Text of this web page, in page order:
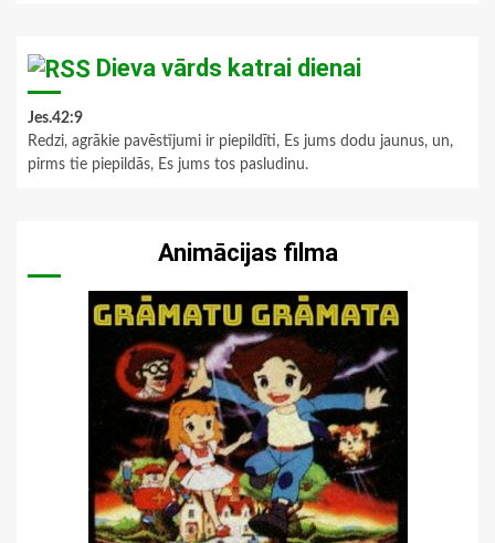
Dieva vārds katrai dienai
Jes.42:9
Redzi, agrākie pavēstījumi ir piepildīti, Es jums dodu jaunus, un,
pirms tie piepildās, Es jums tos pasludinu.
Animācijas filma